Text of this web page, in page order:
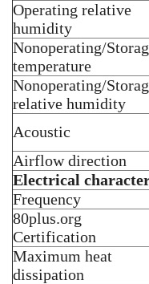
Operating relative
humidity
Nonoperating/
temperature
Nonoperating/
relative humidity
Acoustic
Airflow direction
Electrical
Frequency
80plus.org
Certification
Maximum heat
dissipation